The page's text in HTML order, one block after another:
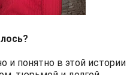
и понятно в этой истории